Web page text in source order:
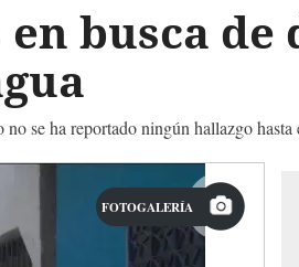
busca de
se ha reportado ningún hallazgo
FOTOGALERÍA